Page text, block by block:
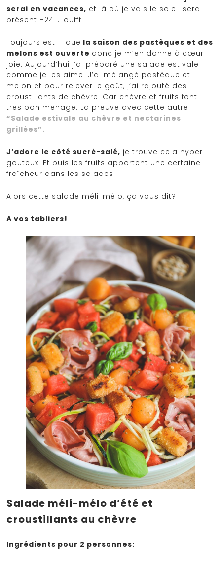
serai en vacances, et là où je vais le soleil sera
présent H24 … oufff.
Toujours est-il que la saison des pastèques et des
melons est ouverte donc je m’en donne à cœur
joie. Aujourd’hui j’ai préparé une salade estivale
comme je les aime. J’ai mélangé pastèque et
melon et pour relever le goût, j’ai rajouté des
croustillants de chèvre. Car chèvre et fruits font
très bon ménage. La preuve avec cette autre
“Salade estivale au chèvre et nectarines
grillées”.
J’adore le côté sucré-salé, je trouve cela hyper
gouteux. Et puis les fruits apportent une certaine
fraîcheur dans les salades.
Alors cette salade méli-mélo, ça vous dit?
A vos tabliers!
Salade méli-mélo d’été et
croustillants au chèvre
Ingrédients pour 2 personnes: